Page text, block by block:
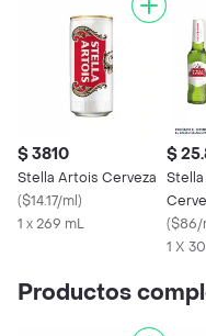
$ 3810
Stella Artois Cerveza
($14.17/ml)
1 x 269 mL
$
($86/
1 X
Productos